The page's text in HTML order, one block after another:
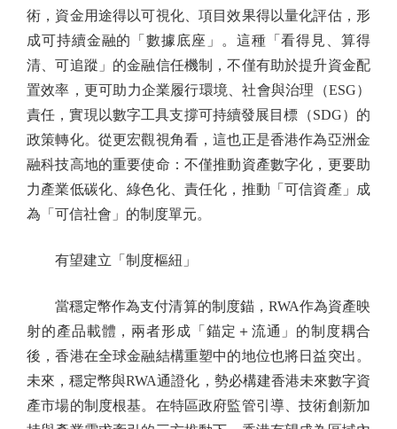
術，資金用途得以可視化、項目效果得以量化評估，形
成可持續金融的「數據底座」。這種「看得見、算得
清、可追蹤」的金融信任機制，不僅有助於提升資金配
置效率，更可助力企業履行環境、社會與治理（ESG）
責任，實現以數字工具支撐可持續發展目標（SDG）的
政策轉化。從更宏觀視角看，這也正是香港作為亞洲金
融科技高地的重要使命：不僅推動資產數字化，更要助
力產業低碳化、綠色化、責任化，推動「可信資產」成
為「可信社會」的制度單元。
有望建立「制度樞紐」
當穩定幣作為支付清算的制度錨，RWA作為資產映
射的產品載體，兩者形成「錨定＋流通」的制度耦合
後，香港在全球金融結構重塑中的地位也將日益突出。
未來，穩定幣與RWA通證化，勢必構建香港未來數字資
產市場的制度根基。在特區政府監管引導、技術創新加